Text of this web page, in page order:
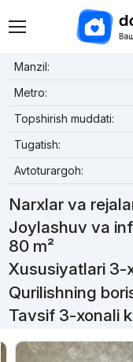
Manzil:
Metro:
Topshirish muddati:
Tugatish:
Avtoturargoh:
Narxlar va
Joylashuv va
80 m²
Xususiyatlari 3-
Qurilishning
Tavsif 3-xonali